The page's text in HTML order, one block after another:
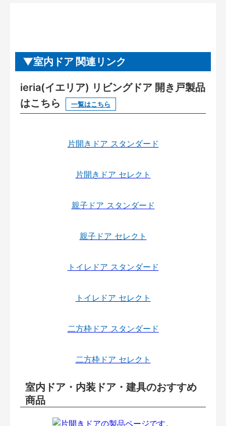
室内ドア 関連リンク
ieria(イエリア) リビングドア 開き戸製品
はこちら
一覧はこちら
片開きドア スタンダード
片開きドア セレクト
親子ドア スタンダード
親子ドア セレクト
トイレドア スタンダード
トイレドア セレクト
二方枠ドア スタンダード
二方枠ドア セレクト
室内ドア・内装ドア・建具のおすすめ
商品